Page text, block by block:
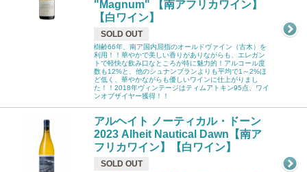
"Magnum" 【南アフリカワイン】
【白ワイン】
SOLD OUT
樹齢66年、南ア国内屈指のオールドヴァイン（古木）を
利用！！華やかで美しい香りがありながらも、エレガン
トで軽快な飲み口なところが特に魅力的！アルコール度
数も12%と、他のシュナンブランよりも平均で1～2%ほ
ど低く、華やかながらも優しいワインに仕上がりまし
た！！2018年ヴィンテージはティムアトキン95点、ワイ
ンオブザイヤー獲得！！
アルヘイト ノーティカル・ドーン
2023 Alheit Nautical Dawn【南ア
フリカワイン】【白ワイン】
SOLD OUT